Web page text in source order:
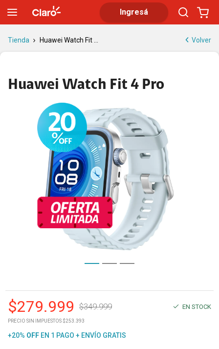
Ingresá
Tienda Huawei Watch Fit ... Volver
Huawei Watch Fit 4 Pro
$279.999 $349.999 EN STOCK
PRECIO SIN IMPUESTOS $253.393
+20% OFF EN 1 PAGO + ENVÍO GRATIS
Huawei Watch Fit 4 Pro: reloj deportivo con zafiro y titanio